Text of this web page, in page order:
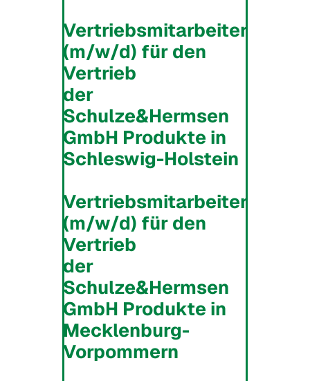
Vertriebsmitarbeiter
(m/w/d) für den
Vertrieb
der
Schulze&Hermsen
GmbH Produkte in
Schleswig-Holstein
Vertriebsmitarbeiter
(m/w/d) für den
Vertrieb
der
Schulze&Hermsen
GmbH Produkte in
Mecklenburg-
Vorpommern